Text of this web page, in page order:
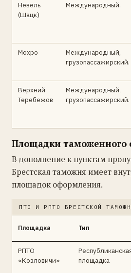
Невель
(Шацк)
Международный.
Мохро
Международный,
грузопассажирский.
Верхний
Теребежов
Международный,
грузопассажирский.
Площадки таможенного
В дополнение к пунктам
Брестская таможня имеет
площадок оформления.
ПТО И РПТО БРЕСТСКОЙ
Площадка Тип
РПТО
«Козловичи»
площадка